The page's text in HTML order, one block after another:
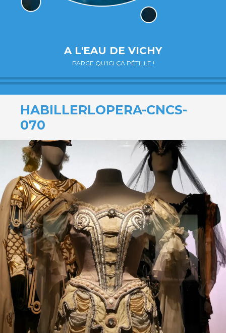
A L'EAU DE VICHY
PARCE QU'ICI ÇA PÉTILLE !
HABILLERLOPERA-CNCS-
070